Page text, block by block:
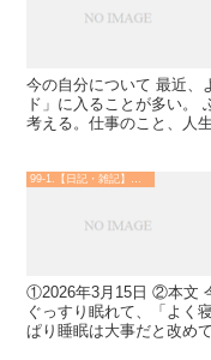
今の自分について 最近、
ド」に入ることが多い。
考える。仕事のこと、人
99-1.【日記・雑記】自由
①2026年3月15日 ②本文
ぐっすり眠れて、「よく
ぱり睡眠は大事だと改め